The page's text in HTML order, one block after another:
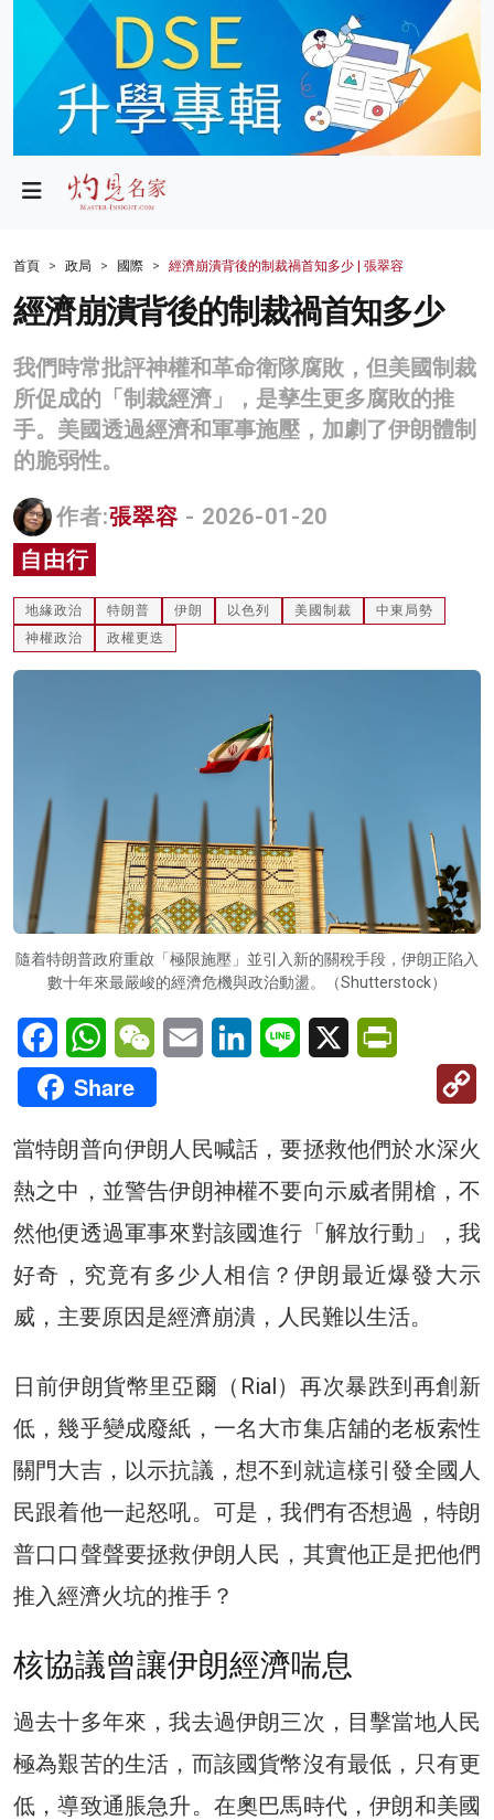
政局
財經
生活
商業
科技
名家榜
灼見活動
關於我們
首頁 政局 國際 經濟崩潰背後的制裁禍首知多少 | 張翠容
經濟崩潰背後的制裁禍首知多少
我們時常批評神權和革命衛隊腐敗，但美國制裁
所促成的「制裁經濟」，是孳生更多腐敗的推
手。美國透過經濟和軍事施壓，加劇了伊朗體制
的脆弱性。
作者:張翠容 - 2026-01-20
自由行
地緣政治 特朗普 伊朗 以色列 美國制裁
中東局勢
神權政治
政權更迭
隨着特朗普政府重啟「極限施壓」並引入新的關稅手段，伊朗正陷入
數十年來最嚴峻的經濟危機與政治動盪。（Shutterstock）
FacebookWhatsAppWeChatEmail LinkedInLine X
Share
當特朗普向伊朗人民喊話，要拯救他們於水深火
熱之中，並警告伊朗神權不要向示威者開槍，不
然他便透過軍事來對該國進行「解放行動」，我
好奇，究竟有多少人相信？伊朗最近爆發大示
威，主要原因是經濟崩潰，人民難以生活。
日前伊朗貨幣里亞爾（Rial）再次暴跌到再創新
低，幾乎變成廢紙，一名大市集店舖的老板索性
關門大吉，以示抗議，想不到就這樣引發全國人
民跟着他一起怒吼。可是，我們有否想過，特朗
普口口聲聲要拯救伊朗人民，其實他正是把他們
推入經濟火坑的推手？
核協議曾讓伊朗經濟喘息
過去十多年來，我去過伊朗三次，目擊當地人民
極為艱苦的生活，而該國貨幣沒有最低，只有更
低，導致通脹急升。在奧巴馬時代，伊朗和美國